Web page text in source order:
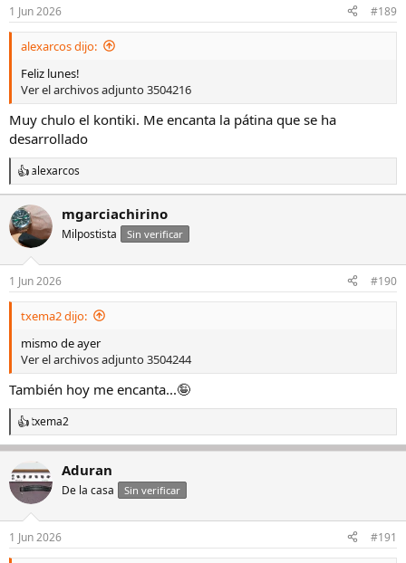
1 Jun 2026 #189
alexarcos dijo:
Feliz lunes!
Ver el archivos adjunto 3504216
Muy chulo el kontiki. Me encanta la pátina que se ha
desarrollado
R
e
a
c
c
o
n
e
alexarcos
mgarciachirino
Milpostista Sin verificar
1 Jun 2026 #190
txema2 dijo:
mismo de ayer
Ver el archivos adjunto 3504244
También hoy me encanta...🤪
R
e
c
c
i
e
s
txema2
Aduran
De la casa Sin verificar
1 Jun 2026 #191